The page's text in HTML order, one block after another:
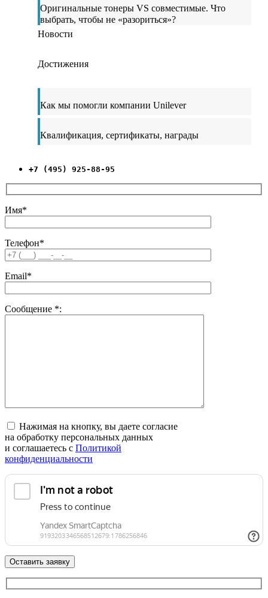
Оригинальные тонеры VS совместимые. Что
выбрать, чтобы не «разориться»?
Новости
Достижения
Как мы помогли компании Unilever
Квалификация, сертификаты, награды
+7 (495) 925-88-95
Имя*
Телефон*
Email*
Сообщение *:
Нажимая на кнопку, вы даете согласие
на обработку персональных данных
и соглашаетесь c Политикой
конфиденциальности